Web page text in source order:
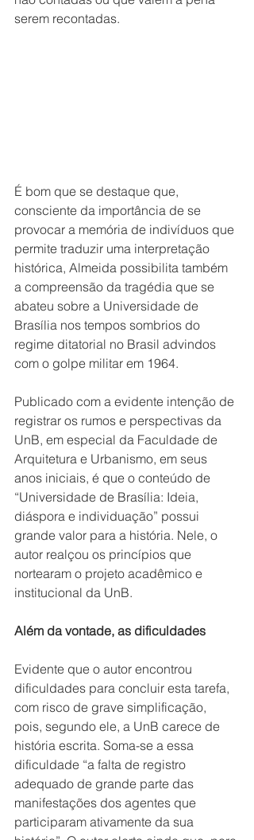
serem recontadas.
É bom que se destaque que,
consciente da importância de se
provocar a memória de indivíduos que
permite traduzir uma interpretação
histórica, Almeida possibilita também
a compreensão da tragédia que se
abateu sobre a Universidade de
Brasília nos tempos sombrios do
regime ditatorial no Brasil advindos
com o golpe militar em 1964.
Publicado com a evidente intenção de
registrar os rumos e perspectivas da
UnB, em especial da Faculdade de
Arquitetura e Urbanismo, em seus
anos iniciais, é que o conteúdo de
“Universidade de Brasília: Ideia,
diáspora e individuação” possui
grande valor para a história. Nele, o
autor realçou os princípios que
nortearam o projeto acadêmico e
institucional da UnB.
Além da vontade, as dificuldades
Evidente que o autor encontrou
dificuldades para concluir esta tarefa,
com risco de grave simplificação,
pois, segundo ele, a UnB carece de
história escrita. Soma-se a essa
dificuldade “a falta de registro
adequado de grande parte das
manifestações dos agentes que
participaram ativamente da sua